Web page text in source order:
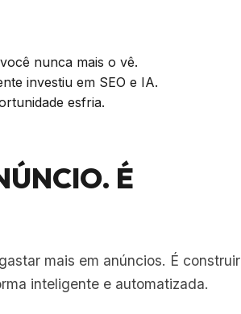
nunca mais o vê.
investiu em SEO e IA.
esfria.
É
mais em anúncios. É construir
inteligente e automatizada.